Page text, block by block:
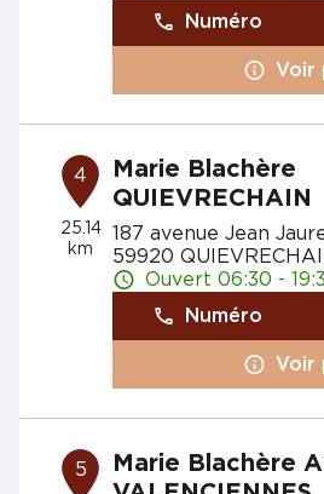
Numéro
Voir
4
25.14
km
Marie Blachère
QUIEVRECHAIN
187 avenue Jean
59920
Ouvert 06:30 -
Numéro
Voir
5
Marie Blachère